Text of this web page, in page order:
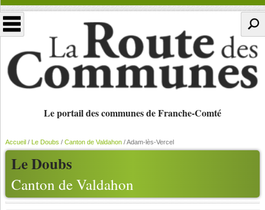
Le portail des communes de Franche-Comté
Le Doubs
Canton de Valdahon
Accueil/ Le Doubs / Canton de Valdahon/Adam-lès-Vercel